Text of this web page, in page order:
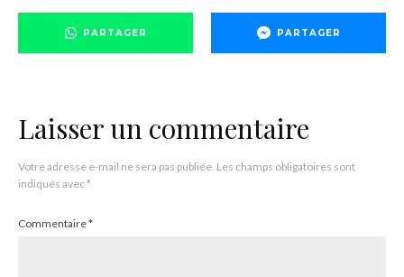
PARTAGER PARTAGER
Laisser un commentaire
Votre adresse e-mail ne sera pas publiée. Les champs obligatoires sont
indiqués avec*
Commentaire*